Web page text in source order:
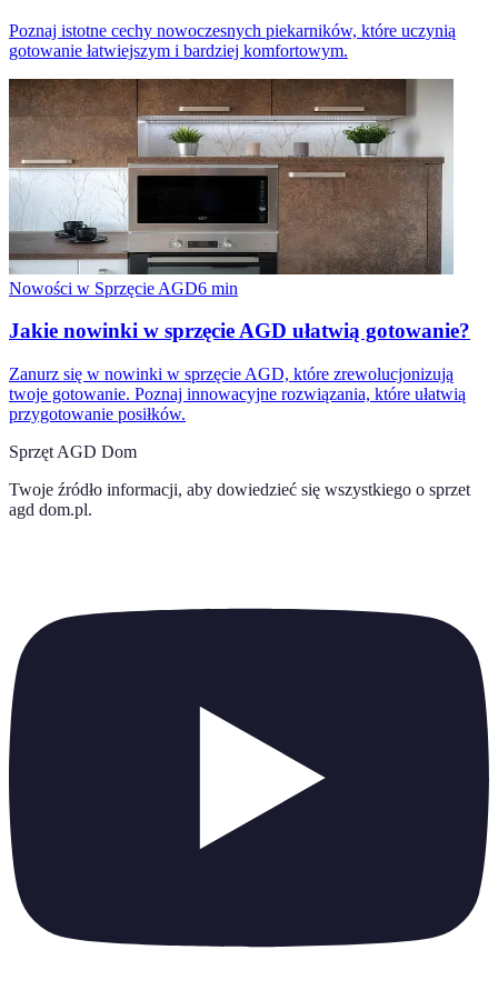
Poznaj istotne cechy nowoczesnych piekarników, które uczynią
gotowanie łatwiejszym i bardziej komfortowym.
Nowości w Sprzęcie AGD6 min
Jakie nowinki w sprzęcie AGD ułatwią gotowanie?
Zanurz się w nowinki w sprzęcie AGD, które zrewolucjonizują
twoje gotowanie. Poznaj innowacyjne rozwiązania, które ułatwią
przygotowanie posiłków.
Sprzęt AGD Dom
Twoje źródło informacji, aby dowiedzieć się wszystkiego o sprzet
agd dom.pl.